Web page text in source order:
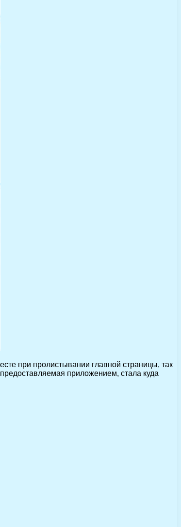
при пролистывании главной страницы, так
приложением, стала куда